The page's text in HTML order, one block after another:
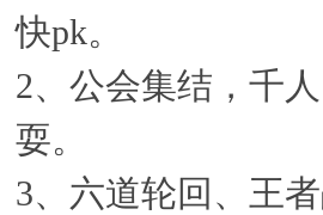
快pk。
2、公会集结，千
耍。
3、六道轮回、王